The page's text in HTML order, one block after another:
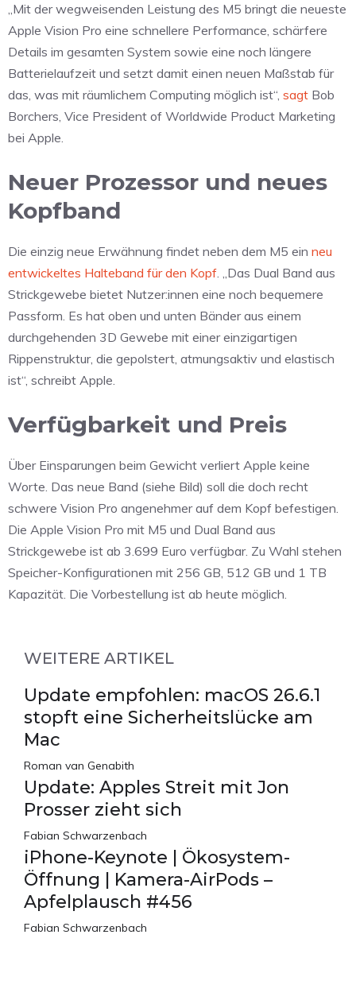
„Mit der wegweisenden Leistung des M5 bringt die neueste
Apple Vision Pro eine schnellere Performance, schärfere
Details im gesamten System sowie eine noch längere
Batterielaufzeit und setzt damit einen neuen Maßstab für
das, was mit räumlichem Computing möglich ist“, sagt Bob
Borchers, Vice President of Worldwide Product Marketing
bei Apple.
Neuer Prozessor und neues
Kopfband
Die einzig neue Erwähnung findet neben dem M5 ein neu
entwickeltes Halteband für den Kopf. „Das Dual Band aus
Strickgewebe bietet Nutzer:innen eine noch bequemere
Passform. Es hat oben und unten Bänder aus einem
durchgehenden 3D Gewebe mit einer einzigartigen
Rippenstruktur, die gepolstert, atmungsaktiv und elastisch
ist“, schreibt Apple.
Verfügbarkeit und Preis
Über Einsparungen beim Gewicht verliert Apple keine
Worte. Das neue Band (siehe Bild) soll die doch recht
schwere Vision Pro angenehmer auf dem Kopf befestigen.
Die Apple Vision Pro mit M5 und Dual Band aus
Strickgewebe ist ab 3.699 Euro verfügbar. Zu Wahl stehen
Speicher-Konfigurationen mit 256 GB, 512 GB und 1 TB
Kapazität. Die Vorbestellung ist ab heute möglich.
WEITERE ARTIKEL
Update empfohlen: macOS 26.6.1
stopft eine Sicherheitslücke am
Mac
Roman van Genabith
Update: Apples Streit mit Jon
Prosser zieht sich
Fabian Schwarzenbach
iPhone-Keynote | Ökosystem-
Öffnung | Kamera-AirPods –
Apfelplausch #456
Fabian Schwarzenbach